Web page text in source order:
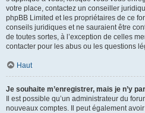
votre place, contactez un conseiller
phpBB Limited et les propriétaires de ce
conseils juridiques et ne sauraient être
de toutes sortes, à l’exception de celles
contacter pour les abus ou les questions
Haut
Je souhaite m’enregistrer, mais je n’y
Il est possible qu’un administrateur du
nouveaux comptes. Il peut également